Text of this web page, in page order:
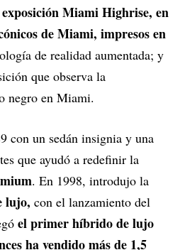
Miami Highrise, en
de Miami, impresos en
de realidad aumentada; y
que observa la
negro en Miami.
con un sedán insignia y una
que ayudó a redefinir la
. En 1998, introdujo la
lujo, con el lanzamiento del
el primer híbrido de lujo
ha vendido más de 1,5